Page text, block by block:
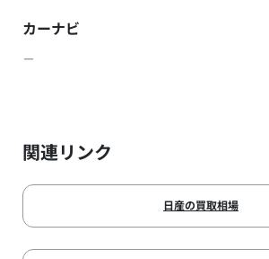
カーナビ
－
関連リンク
日産の買取相場